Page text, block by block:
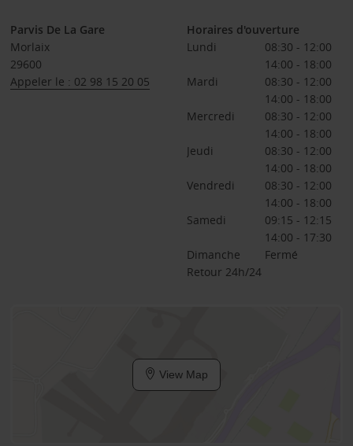
Parvis De La Gare
Morlaix
29600
Appeler le : 02 98 15 20 05
Horaires d'ouverture
Lundi
08:30 - 12:00
14:00 - 18:00
Mardi
08:30 - 12:00
14:00 - 18:00
Mercredi
08:30 - 12:00
14:00 - 18:00
Jeudi
08:30 - 12:00
14:00 - 18:00
Vendredi
08:30 - 12:00
14:00 - 18:00
Samedi
09:15 - 12:15
14:00 - 17:30
Dimanche
Fermé
Retour 24h/24
View Map